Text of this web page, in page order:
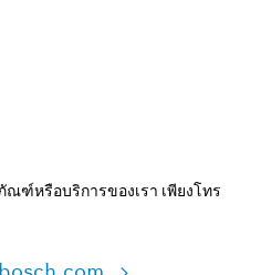
ฑ์หรือบริการของเรา เพียงโทร